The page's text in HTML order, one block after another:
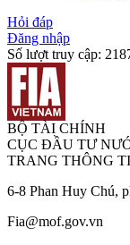
Hỏi đáp
Đăng nhập
Số lượt truy cập:
BỘ TÀI CHÍNH
CỤC ĐẦU TƯ
TRANG THÔNG
6-8 Phan Huy Chú,
Fia@mof.gov.vn